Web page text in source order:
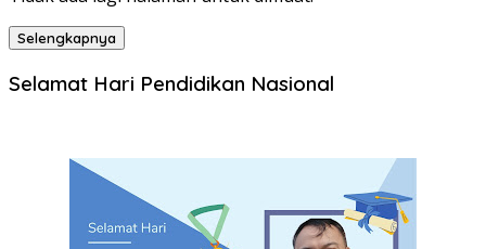
Selengkapnya
Selamat Hari Pendidikan Nasional